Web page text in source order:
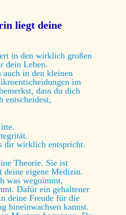
liegt deine
in den wirklich großen
dein Leben.
auch in den kleinen
im
dass du dich
entscheidest,
dir wirklich entspricht.
Theorie. Sie ist
deine eigene Medizin.
was wegnimmt,
Dafür ein gehaltener
deine Freude für die
hineinwachsen kannst.